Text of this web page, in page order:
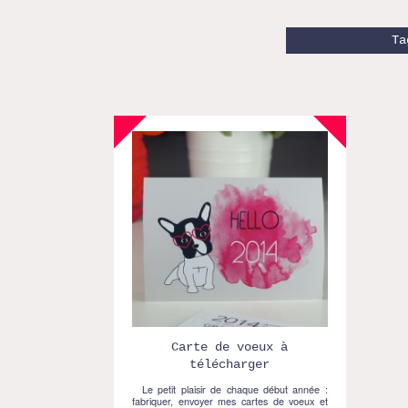
Carte de voeux à
télécharger
Le petit plaisir de chaque début année :
fabriquer, envoyer mes cartes de voeux et